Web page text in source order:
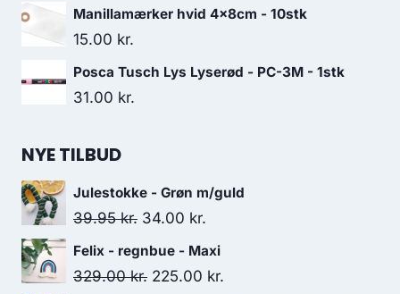
Manillamærker hvid 4x8cm - 10stk
15.00 kr.
Posca Tusch Lys Lyserød - PC-3M - 1stk
31.00 kr.
NYE TILBUD
Julestokke - Grøn m/guld
39.95kr. 34.00 kr.
Felix - regnbue - Maxi
329.00kr. 225.00 kr.